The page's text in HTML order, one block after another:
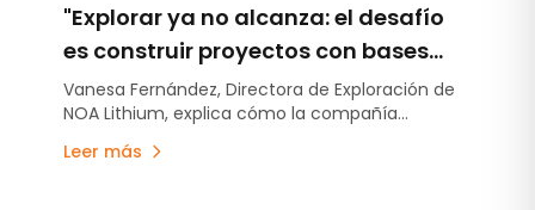
"Explorar ya no alcanza: el desafío
es construir proyectos con bases
técnicas sólidas"
Vanesa Fernández, Directora de Exploración de
NOA Lithium, explica cómo la compañía
para optimizar el avance de Arizaro y Salinas
Leer más